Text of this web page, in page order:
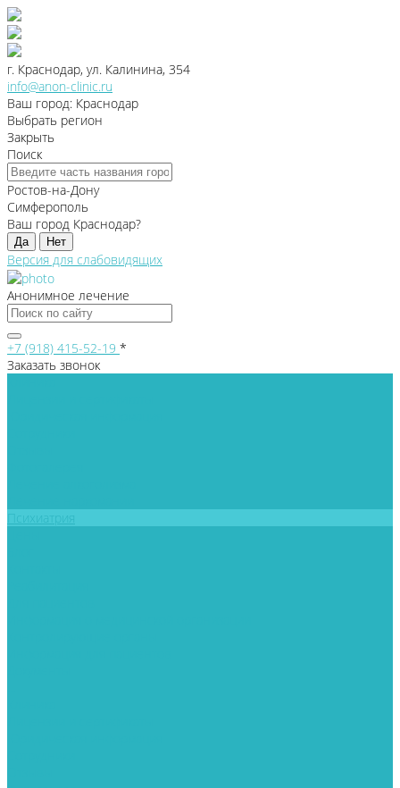
г. Краснодар, ул. Калинина, 354
info@anon-clinic.ru
Ваш город: Краснодар
Выбрать регион
Закрыть
Поиск
Ростов-на-Дону
Симферополь
Ваш город Краснодар?
Да Нет
Версия для слабовидящих
Анонимное лечение
+7 (918) 415-52-19 *
Заказать звонок
Психиатрия